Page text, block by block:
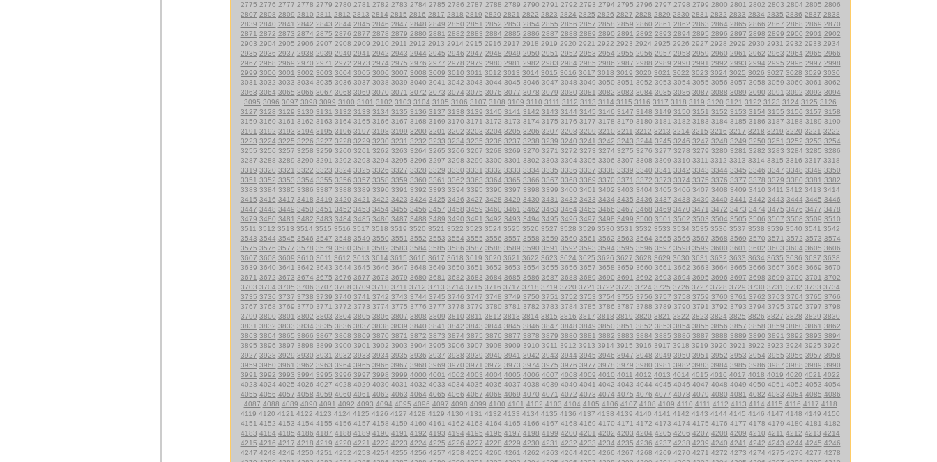
2775 2776 2777 2778 2779 2780 2781 2782 2783 2784 2785 2786 2787 2788 2789 2790 2791 2792 2793 2794 2795 2796 2797 2798 2799 2800 2801 2802 2803 2804 2805 2806
2807 2808 2809 2810 2811 2812 2813 2814 2815 2816 2817 2818 2819 2820 2821 2822 2823 2824 2825 2826 2827 2828 2829 2830 2831 2832 2833 2834 2835 2836 2837 2838
2839 2840 2841 2842 2843 2844 2845 2846 2847 2848 2849 2850 2851 2852 2853 2854 2855 2856 2857 2858 2859 2860 2861 2862 2863 2864 2865 2866 2867 2868 2869 2870
2871 2872 2873 2874 2875 2876 2877 2878 2879 2880 2881 2882 2883 2884 2885 2886 2887 2888 2889 2890 2891 2892 2893 2894 2895 2896 2897 2898 2899 2900 2901 2902
2903 2904 2905 2906 2907 2908 2909 2910 2911 2912 2913 2914 2915 2916 2917 2918 2919 2920 2921 2922 2923 2924 2925 2926 2927 2928 2929 2930 2931 2932 2933 2934
2935 2936 2937 2938 2939 2940 2941 2942 2943 2944 2945 2946 2947 2948 2949 2950 2951 2952 2953 2954 2955 2956 2957 2958 2959 2960 2961 2962 2963 2964 2965 2966
2967 2968 2969 2970 2971 2972 2973 2974 2975 2976 2977 2978 2979 2980 2981 2982 2983 2984 2985 2986 2987 2988 2989 2990 2991 2992 2993 2994 2995 2996 2997 2998
2999 3000 3001 3002 3003 3004 3005 3006 3007 3008 3009 3010 3011 3012 3013 3014 3015 3016 3017 3018 3019 3020 3021 3022 3023 3024 3025 3026 3027 3028 3029 3030
3031 3032 3033 3034 3035 3036 3037 3038 3039 3040 3041 3042 3043 3044 3045 3046 3047 3048 3049 3050 3051 3052 3053 3054 3055 3056 3057 3058 3059 3060 3061 3062
3063 3064 3065 3066 3067 3068 3069 3070 3071 3072 3073 3074 3075 3076 3077 3078 3079 3080 3081 3082 3083 3084 3085 3086 3087 3088 3089 3090 3091 3092 3093 3094
3095 3096 3097 3098 3099 3100 3101 3102 3103 3104 3105 3106 3107 3108 3109 3110 3111 3112 3113 3114 3115 3116 3117 3118 3119 3120 3121 3122 3123 3124 3125 3126
3127 3128 3129 3130 3131 3132 3133 3134 3135 3136 3137 3138 3139 3140 3141 3142 3143 3144 3145 3146 3147 3148 3149 3150 3151 3152 3153 3154 3155 3156 3157 3158
3159 3160 3161 3162 3163 3164 3165 3166 3167 3168 3169 3170 3171 3172 3173 3174 3175 3176 3177 3178 3179 3180 3181 3182 3183 3184 3185 3186 3187 3188 3189 3190
3191 3192 3193 3194 3195 3196 3197 3198 3199 3200 3201 3202 3203 3204 3205 3206 3207 3208 3209 3210 3211 3212 3213 3214 3215 3216 3217 3218 3219 3220 3221 3222
3223 3224 3225 3226 3227 3228 3229 3230 3231 3232 3233 3234 3235 3236 3237 3238 3239 3240 3241 3242 3243 3244 3245 3246 3247 3248 3249 3250 3251 3252 3253 3254
3255 3256 3257 3258 3259 3260 3261 3262 3263 3264 3265 3266 3267 3268 3269 3270 3271 3272 3273 3274 3275 3276 3277 3278 3279 3280 3281 3282 3283 3284 3285 3286
3287 3288 3289 3290 3291 3292 3293 3294 3295 3296 3297 3298 3299 3300 3301 3302 3303 3304 3305 3306 3307 3308 3309 3310 3311 3312 3313 3314 3315 3316 3317 3318
3319 3320 3321 3322 3323 3324 3325 3326 3327 3328 3329 3330 3331 3332 3333 3334 3335 3336 3337 3338 3339 3340 3341 3342 3343 3344 3345 3346 3347 3348 3349 3350
3351 3352 3353 3354 3355 3356 3357 3358 3359 3360 3361 3362 3363 3364 3365 3366 3367 3368 3369 3370 3371 3372 3373 3374 3375 3376 3377 3378 3379 3380 3381 3382
3383 3384 3385 3386 3387 3388 3389 3390 3391 3392 3393 3394 3395 3396 3397 3398 3399 3400 3401 3402 3403 3404 3405 3406 3407 3408 3409 3410 3411 3412 3413 3414
3415 3416 3417 3418 3419 3420 3421 3422 3423 3424 3425 3426 3427 3428 3429 3430 3431 3432 3433 3434 3435 3436 3437 3438 3439 3440 3441 3442 3443 3444 3445 3446
3447 3448 3449 3450 3451 3452 3453 3454 3455 3456 3457 3458 3459 3460 3461 3462 3463 3464 3465 3466 3467 3468 3469 3470 3471 3472 3473 3474 3475 3476 3477 3478
3479 3480 3481 3482 3483 3484 3485 3486 3487 3488 3489 3490 3491 3492 3493 3494 3495 3496 3497 3498 3499 3500 3501 3502 3503 3504 3505 3506 3507 3508 3509 3510
3511 3512 3513 3514 3515 3516 3517 3518 3519 3520 3521 3522 3523 3524 3525 3526 3527 3528 3529 3530 3531 3532 3533 3534 3535 3536 3537 3538 3539 3540 3541 3542
3543 3544 3545 3546 3547 3548 3549 3550 3551 3552 3553 3554 3555 3556 3557 3558 3559 3560 3561 3562 3563 3564 3565 3566 3567 3568 3569 3570 3571 3572 3573 3574
3575 3576 3577 3578 3579 3580 3581 3582 3583 3584 3585 3586 3587 3588 3589 3590 3591 3592 3593 3594 3595 3596 3597 3598 3599 3600 3601 3602 3603 3604 3605 3606
3607 3608 3609 3610 3611 3612 3613 3614 3615 3616 3617 3618 3619 3620 3621 3622 3623 3624 3625 3626 3627 3628 3629 3630 3631 3632 3633 3634 3635 3636 3637 3638
3639 3640 3641 3642 3643 3644 3645 3646 3647 3648 3649 3650 3651 3652 3653 3654 3655 3656 3657 3658 3659 3660 3661 3662 3663 3664 3665 3666 3667 3668 3669 3670
3671 3672 3673 3674 3675 3676 3677 3678 3679 3680 3681 3682 3683 3684 3685 3686 3687 3688 3689 3690 3691 3692 3693 3694 3695 3696 3697 3698 3699 3700 3701 3702
3703 3704 3705 3706 3707 3708 3709 3710 3711 3712 3713 3714 3715 3716 3717 3718 3719 3720 3721 3722 3723 3724 3725 3726 3727 3728 3729 3730 3731 3732 3733 3734
3735 3736 3737 3738 3739 3740 3741 3742 3743 3744 3745 3746 3747 3748 3749 3750 3751 3752 3753 3754 3755 3756 3757 3758 3759 3760 3761 3762 3763 3764 3765 3766
3767 3768 3769 3770 3771 3772 3773 3774 3775 3776 3777 3778 3779 3780 3781 3782 3783 3784 3785 3786 3787 3788 3789 3790 3791 3792 3793 3794 3795 3796 3797 3798
3799 3800 3801 3802 3803 3804 3805 3806 3807 3808 3809 3810 3811 3812 3813 3814 3815 3816 3817 3818 3819 3820 3821 3822 3823 3824 3825 3826 3827 3828 3829 3830
3831 3832 3833 3834 3835 3836 3837 3838 3839 3840 3841 3842 3843 3844 3845 3846 3847 3848 3849 3850 3851 3852 3853 3854 3855 3856 3857 3858 3859 3860 3861 3862
3863 3864 3865 3866 3867 3868 3869 3870 3871 3872 3873 3874 3875 3876 3877 3878 3879 3880 3881 3882 3883 3884 3885 3886 3887 3888 3889 3890 3891 3892 3893 3894
3895 3896 3897 3898 3899 3900 3901 3902 3903 3904 3905 3906 3907 3908 3909 3910 3911 3912 3913 3914 3915 3916 3917 3918 3919 3920 3921 3922 3923 3924 3925 3926
3927 3928 3929 3930 3931 3932 3933 3934 3935 3936 3937 3938 3939 3940 3941 3942 3943 3944 3945 3946 3947 3948 3949 3950 3951 3952 3953 3954 3955 3956 3957 3958
3959 3960 3961 3962 3963 3964 3965 3966 3967 3968 3969 3970 3971 3972 3973 3974 3975 3976 3977 3978 3979 3980 3981 3982 3983 3984 3985 3986 3987 3988 3989 3990
3991 3992 3993 3994 3995 3996 3997 3998 3999 4000 4001 4002 4003 4004 4005 4006 4007 4008 4009 4010 4011 4012 4013 4014 4015 4016 4017 4018 4019 4020 4021 4022
4023 4024 4025 4026 4027 4028 4029 4030 4031 4032 4033 4034 4035 4036 4037 4038 4039 4040 4041 4042 4043 4044 4045 4046 4047 4048 4049 4050 4051 4052 4053 4054
4055 4056 4057 4058 4059 4060 4061 4062 4063 4064 4065 4066 4067 4068 4069 4070 4071 4072 4073 4074 4075 4076 4077 4078 4079 4080 4081 4082 4083 4084 4085 4086
4087 4088 4089 4090 4091 4092 4093 4094 4095 4096 4097 4098 4099 4100 4101 4102 4103 4104 4105 4106 4107 4108 4109 4110 4111 4112 4113 4114 4115 4116 4117 4118
4119 4120 4121 4122 4123 4124 4125 4126 4127 4128 4129 4130 4131 4132 4133 4134 4135 4136 4137 4138 4139 4140 4141 4142 4143 4144 4145 4146 4147 4148 4149 4150
4151 4152 4153 4154 4155 4156 4157 4158 4159 4160 4161 4162 4163 4164 4165 4166 4167 4168 4169 4170 4171 4172 4173 4174 4175 4176 4177 4178 4179 4180 4181 4182
4183 4184 4185 4186 4187 4188 4189 4190 4191 4192 4193 4194 4195 4196 4197 4198 4199 4200 4201 4202 4203 4204 4205 4206 4207 4208 4209 4210 4211 4212 4213 4214
4215 4216 4217 4218 4219 4220 4221 4222 4223 4224 4225 4226 4227 4228 4229 4230 4231 4232 4233 4234 4235 4236 4237 4238 4239 4240 4241 4242 4243 4244 4245 4246
4247 4248 4249 4250 4251 4252 4253 4254 4255 4256 4257 4258 4259 4260 4261 4262 4263 4264 4265 4266 4267 4268 4269 4270 4271 4272 4273 4274 4275 4276 4277 4278